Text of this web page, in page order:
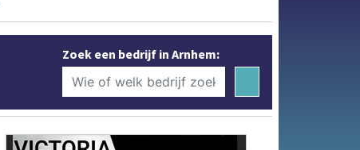
Zoek een bedrijf in Arnhem: